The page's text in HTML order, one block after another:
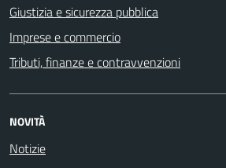
Giustizia e sicurezza pubblica
Imprese e commercio
Tributi, finanze e contravvenzioni
NOVITÀ
Notizie